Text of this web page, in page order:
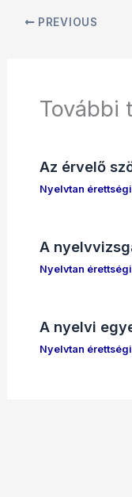
PREVIOUS
További
Az érvelő
Nyelvtan érettségi
A
Nyelvtan érettségi
A nyelvi
Nyelvtan érettségi